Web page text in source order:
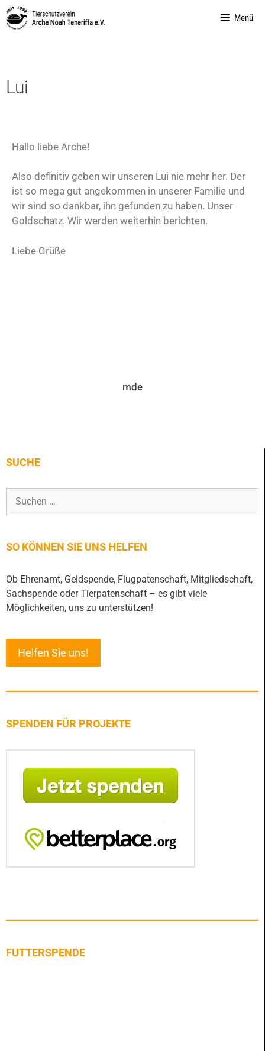
Menü
Lui
Hallo liebe Arche!
Also definitiv geben wir unseren Lui nie mehr her. Der
ist so mega gut angekommen in unserer Familie und
wir sind so dankbar, ihn gefunden zu haben. Unser
Goldschatz. Wir werden weiterhin berichten.
Liebe Grüße
mde
SUCHE
SO KÖNNEN SIE UNS HELFEN
Ob Ehrenamt, Geldspende, Flugpatenschaft, Mitgliedschaft,
Sachspende oder Tierpatenschaft – es gibt viele
Möglichkeiten, uns zu unterstützen!
Helfen Sie uns!
SPENDEN FÜR PROJEKTE
FUTTERSPENDE